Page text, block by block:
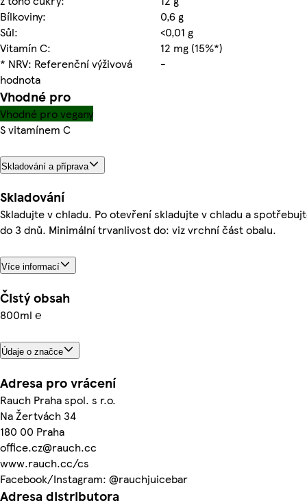
Bílkoviny:
0,6 g
Sůl:
<0,01 g
Vitamín C:
12 mg (15%*)
* NRV: Referenční výživová
hodnota
-
Vhodné pro
Vhodné pro vegany
S vitamínem C
Skladování a příprava
Skladování
Skladujte v chladu. Po otevření skladujte v chladu a
do 3 dnů. Minimální trvanlivost do: viz vrchní část obalu.
Více informací
Čistý obsah
800ml ℮
Údaje o značce
Adresa pro vrácení
Rauch Praha spol. s r.o.
Na Žertvách 34
180 00 Praha
office.cz@rauch.cc
www.rauch.cc/cs
Facebook/Instagram: @rauchjuicebar
Adresa distributora